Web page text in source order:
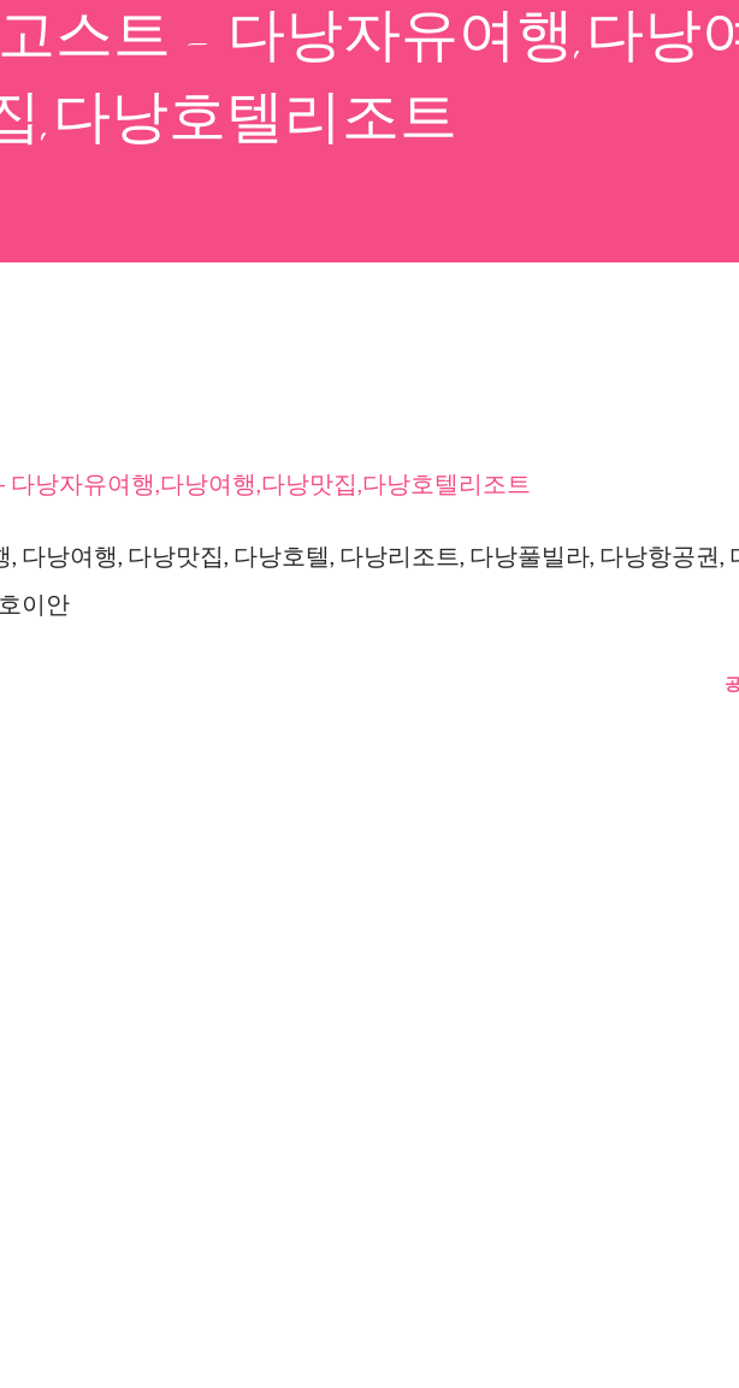
스트 - 다낭자유여행,다낭
,다낭호텔리조트
다낭자유여행,다낭여행,다낭맛집,다낭호텔리조트
, 다낭여행, 다낭맛집, 다낭호텔, 다낭리조트, 다낭풀빌라, 다낭항공권,
이안